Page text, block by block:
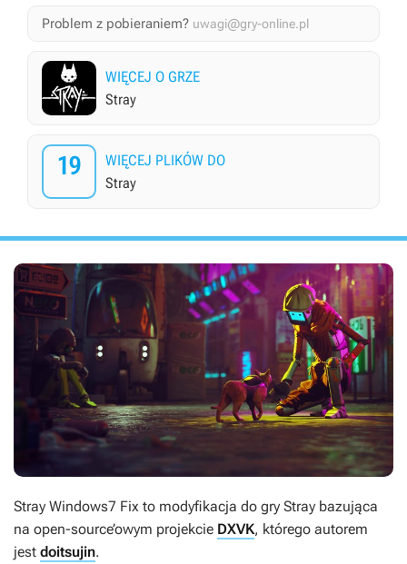
Problem z pobieraniem? uwagi@gry-online.pl
WIĘCEJ O GRZE
Stray
19
WIĘCEJ PLIKÓW DO
Stray
Stray Windows7 Fix to modyfikacja do gry Stray bazująca
na open-source’owym projekcie DXVK, którego autorem
jest doitsujin.